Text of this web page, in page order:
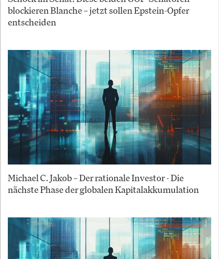
blockieren Blanche – jetzt sollen Epstein-Opfer
entscheiden
Michael C. Jakob – Der rationale Investor - Die
nächste Phase der globalen Kapitalakkumulation